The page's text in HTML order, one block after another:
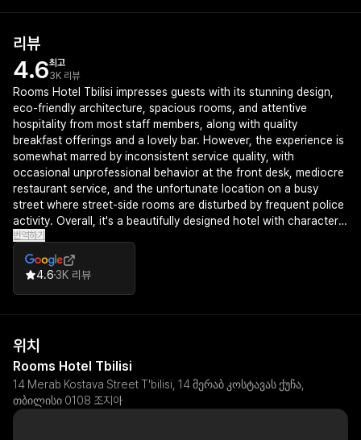
리뷰
4.6최고
3K 리뷰
Rooms Hotel Tbilisi impresses guests with its stunning design,
eco-friendly architecture, spacious rooms, and attentive
hospitality from most staff members, along with quality
breakfast offerings and a lovely bar. However, the experience is
somewhat marred by inconsistent service quality, with
occasional unprofessional behavior at the front desk, mediocre
restaurant service, and the unfortunate location on a busy
street where street-side rooms are disturbed by frequent police
activity. Overall, it's a beautifully designed hotel with character
that offers a memorable stay despite some operational and
logistical drawbacks.
번역하기
4.63K 리뷰
위치
Rooms Hotel Tbilisi
14 Merab Kostava Street T'bilisi, 14 მერაბ კოსტავას ქუჩა,
თბილისი 0108 조지아